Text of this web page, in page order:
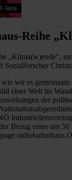
Reihe
„Klima(w)ende“,
wir es
einer Welt im
der
Bezug eines um